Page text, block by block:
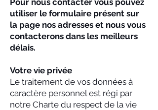
Pour nous contacter vous pouvez
utiliser le formulaire présent sur
la page nos adresses et nous vous
contacterons dans les meilleurs
délais.
Votre vie privée
Le traitement de vos données à
caractère personnel est régi par
notre Charte du respect de la vie